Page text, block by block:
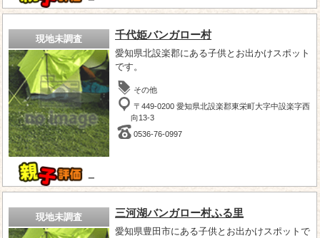
現地未調査
－
千代姫バンガロー村
愛知県北設楽郡にある子供とお出かけスポット
です。
その他
〒449-0200 愛知県北設楽郡東栄町大字中設楽字西
向13-3
0536-76-0997
現地未調査 三河湖バンガロー村ふる里
愛知県豊田市にある子供とお出かけスポットで